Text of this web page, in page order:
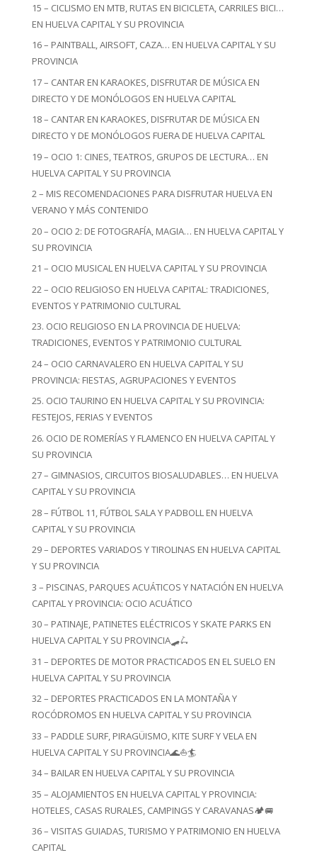
15 – CICLISMO EN MTB, RUTAS EN BICICLETA, CARRILES BICI…
EN HUELVA CAPITAL Y SU PROVINCIA
16 – PAINTBALL, AIRSOFT, CAZA… EN HUELVA CAPITAL Y SU
PROVINCIA
17 – CANTAR EN KARAOKES, DISFRUTAR DE MÚSICA EN
DIRECTO Y DE MONÓLOGOS EN HUELVA CAPITAL
18 – CANTAR EN KARAOKES, DISFRUTAR DE MÚSICA EN
DIRECTO Y DE MONÓLOGOS FUERA DE HUELVA CAPITAL
19 – OCIO 1: CINES, TEATROS, GRUPOS DE LECTURA… EN
HUELVA CAPITAL Y SU PROVINCIA
2 – MIS RECOMENDACIONES PARA DISFRUTAR HUELVA EN
VERANO Y MÁS CONTENIDO
20 – OCIO 2: DE FOTOGRAFÍA, MAGIA… EN HUELVA CAPITAL Y
SU PROVINCIA
21 – OCIO MUSICAL EN HUELVA CAPITAL Y SU PROVINCIA
22 – OCIO RELIGIOSO EN HUELVA CAPITAL: TRADICIONES,
EVENTOS Y PATRIMONIO CULTURAL
23. OCIO RELIGIOSO EN LA PROVINCIA DE HUELVA:
TRADICIONES, EVENTOS Y PATRIMONIO CULTURAL
24 – OCIO CARNAVALERO EN HUELVA CAPITAL Y SU
PROVINCIA: FIESTAS, AGRUPACIONES Y EVENTOS
25. OCIO TAURINO EN HUELVA CAPITAL Y SU PROVINCIA:
FESTEJOS, FERIAS Y EVENTOS
26. OCIO DE ROMERÍAS Y FLAMENCO EN HUELVA CAPITAL Y
SU PROVINCIA
27 – GIMNASIOS, CIRCUITOS BIOSALUDABLES… EN HUELVA
CAPITAL Y SU PROVINCIA
28 – FÚTBOL 11, FÚTBOL SALA Y PADBOLL EN HUELVA
CAPITAL Y SU PROVINCIA
29 – DEPORTES VARIADOS Y TIROLINAS EN HUELVA CAPITAL
Y SU PROVINCIA
3 – PISCINAS, PARQUES ACUÁTICOS Y NATACIÓN EN HUELVA
CAPITAL Y PROVINCIA: OCIO ACUÁTICO
30 – PATINAJE, PATINETES ELÉCTRICOS Y SKATE PARKS EN
HUELVA CAPITAL Y SU PROVINCIA🛹🛴
31 – DEPORTES DE MOTOR PRACTICADOS EN EL SUELO EN
HUELVA CAPITAL Y SU PROVINCIA
32 – DEPORTES PRACTICADOS EN LA MONTAÑA Y
ROCÓDROMOS EN HUELVA CAPITAL Y SU PROVINCIA
33 – PADDLE SURF, PIRAGÜISMO, KITE SURF Y VELA EN
HUELVA CAPITAL Y SU PROVINCIA🌊⛵🏄
34 – BAILAR EN HUELVA CAPITAL Y SU PROVINCIA
35 – ALOJAMIENTOS EN HUELVA CAPITAL Y PROVINCIA:
HOTELES, CASAS RURALES, CAMPINGS Y CARAVANAS🏕️🚐
36 – VISITAS GUIADAS, TURISMO Y PATRIMONIO EN HUELVA
CAPITAL